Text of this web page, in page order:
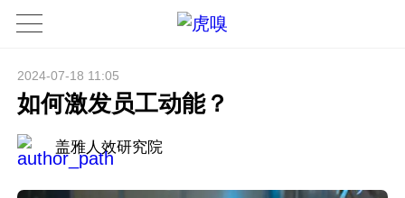
2024-07-18 11:05
如何激发员工动能？
盖雅人效研究院